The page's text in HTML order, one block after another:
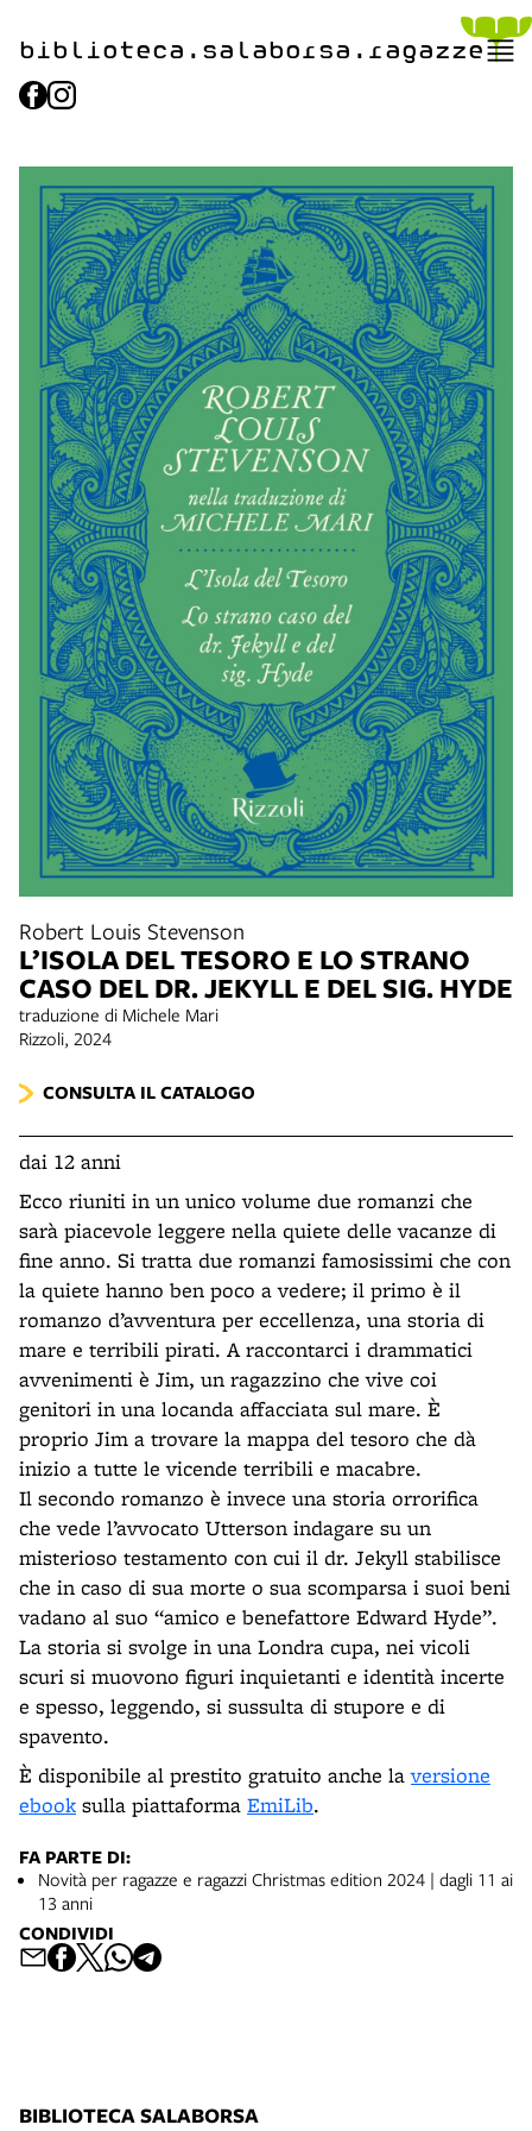
biblioteca.​salaborsa.ragazze
Robert Louis Stevenson
L’ISOLA DEL TESORO E LO STRANO
CASO DEL DR. JEKYLL E DEL SIG. HYDE
traduzione di Michele Mari
Rizzoli, 2024
CONSULTA IL CATALOGO
dai 12 anni
Ecco riuniti in un unico volume due romanzi che
sarà piacevole leggere nella quiete delle vacanze di
fine anno. Si tratta due romanzi famosissimi che con
la quiete hanno ben poco a vedere; il primo è il
romanzo d’avventura per eccellenza, una storia di
mare e terribili pirati. A raccontarci i drammatici
avvenimenti è Jim, un ragazzino che vive coi
genitori in una locanda affacciata sul mare. È
proprio Jim a trovare la mappa del tesoro che dà
inizio a tutte le vicende terribili e macabre.
Il secondo romanzo è invece una storia orrorifica
che vede l’avvocato Utterson indagare su un
misterioso testamento con cui il dr. Jekyll stabilisce
che in caso di sua morte o sua scomparsa i suoi beni
vadano al suo “amico e benefattore Edward Hyde”.
La storia si svolge in una Londra cupa, nei vicoli
scuri si muovono figuri inquietanti e identità incerte
e spesso, leggendo, si sussulta di stupore e di
spavento.
È disponibile al prestito gratuito anche laversione
ebook sulla piattaforma EmiLib.
FA PARTE DI:
Novità per ragazze e ragazzi Christmas edition 2024 | dagli 11 ai
13 anni
CONDIVIDI
BIBLIOTECA SALABORSA